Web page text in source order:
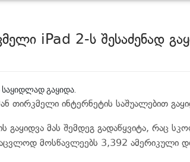
iPad 2-ს შესაძენად
გაყიდა.
თირკმელი ინტერნეტის საშუალებით
მას შემდეგ გადაწყვიტა, რაც
მოსწავლეებს 3,392 ამერიკული